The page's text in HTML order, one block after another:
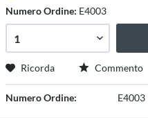
Numero Ordine: E4003
Ricorda Commento
Numero Ordine: E4003